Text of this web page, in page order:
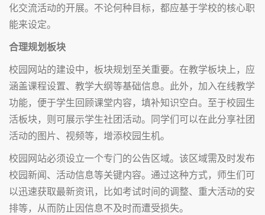
化交流活动的开展。不论何种目标，都应基于学校的核心职
能来设定。
合理规划板块
校园网站的建设中，板块规划至关重要。在教学板块上，应
涵盖课程设置、教学大纲等基础信息。此外，加入在线教学
功能，便于学生回顾课堂内容，填补知识空白。至于校园生
活板块，则可展示学生社团活动。同学们可以在此分享社团
活动的图片、视频等，增添校园生机。
校园网站必须设立一个专门的公告区域。该区域需及时发布
校园新闻、活动信息等关键内容。通过这种方式，师生们可
以迅速获取最新资讯，比如考试时间的调整、重大活动的安
排等，从而防止因信息不及时而遭受损失。